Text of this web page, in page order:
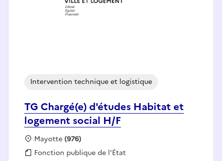
TG Chargé(e) d'études Habitat et
logement social H/F
Intervention technique et logistique
Localisation :
Mayotte(976)
Fonction publique :
Fonction publique de l'État